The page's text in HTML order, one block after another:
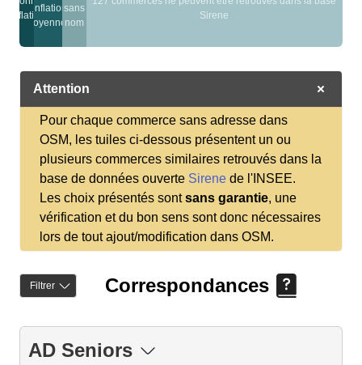
conflations
conflations
moyennes
sans
nom
Sirene
Attention
Pour chaque commerce sans adresse dans
OSM, les tuiles ci-dessous présentent un ou
plusieurs commerces similaires retrouvés dans la
base de données ouverte Sirene de l'INSEE.
Les choix présentés sontsans garantie, une
vérification et du bon sens sont donc nécessaires
lors de tout ajout/modification dans OSM.
Filtrer Correspondances
AD Seniors